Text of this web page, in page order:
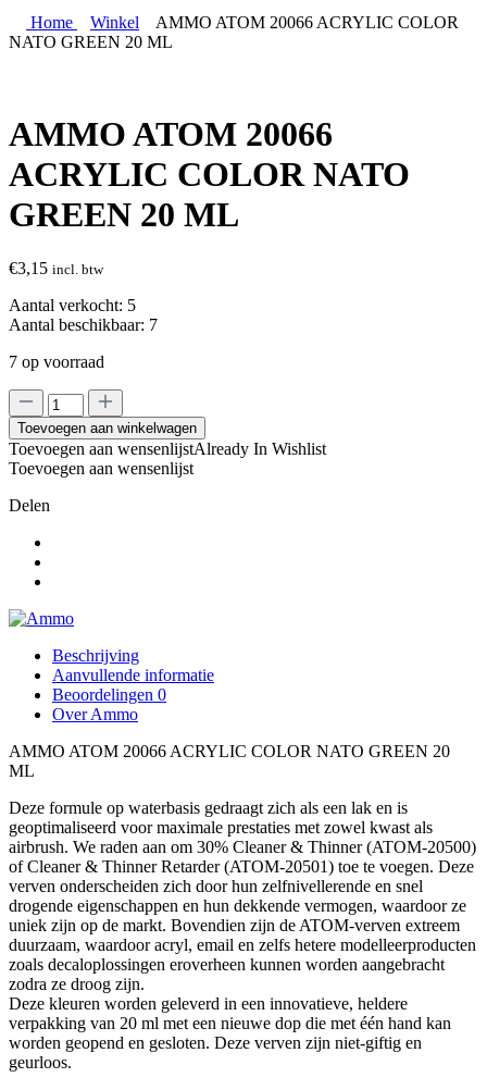
Home Winkel
AMMO ATOM 20066 ACRYLIC COLOR
NATO GREEN 20 ML
AMMO ATOM 20066
ACRYLIC COLOR NATO
GREEN 20 ML
€3,15 incl. btw
Aantal verkocht: 5
Aantal beschikbaar: 7
7 op voorraad
AMMO
ATOM
20066
ACRYLIC
COLOR
GREEN
Toevoegen aan winkelwagen
Toevoegen aan wensenlijstAlready In Wishlist
Toevoegen aan wensenlijst
Delen
Beschrijving
Aanvullende informatie
Beoordelingen 0
Over Ammo
AMMO ATOM 20066 ACRYLIC COLOR NATO GREEN 20
ML
Deze formule op waterbasis gedraagt ​​zich als een lak en is
geoptimaliseerd voor maximale prestaties met zowel kwast als
airbrush. We raden aan om 30% Cleaner & Thinner (ATOM-20500)
of Cleaner & Thinner Retarder (ATOM-20501) toe te voegen. Deze
verven onderscheiden zich door hun zelfnivellerende en snel
drogende eigenschappen en hun dekkende vermogen, waardoor ze
uniek zijn op de markt. Bovendien zijn de ATOM-verven extreem
duurzaam, waardoor acryl, email en zelfs hetere modelleerproducten
zoals decaloplossingen eroverheen kunnen worden aangebracht
zodra ze droog zijn.
Deze kleuren worden geleverd in een innovatieve, heldere
verpakking van 20 ml met een nieuwe dop die met één hand kan
worden geopend en gesloten. Deze verven zijn niet-giftig en
geurloos.